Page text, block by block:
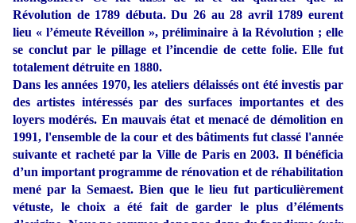
Révolution de 1789 débuta. Du 26 au 28 avril 1789 eurent
lieu « l’émeute Réveillon », préliminaire à la Révolution ; elle
se conclut par le pillage et l’incendie de cette folie. Elle fut
totalement détruite en 1880.
Dans les années 1970, les ateliers délaissés ont été investis par
des artistes intéressés par des surfaces importantes et des
loyers modérés. En mauvais état et menacé de démolition en
1991, l'ensemble de la cour et des bâtiments fut classé l'année
suivante et racheté par la Ville de Paris en 2003. Il bénéficia
d’un important programme de rénovation et de réhabilitation
mené par la Semaest. Bien que le lieu fut particulièrement
vétuste, le choix a été fait de garder le plus d’éléments